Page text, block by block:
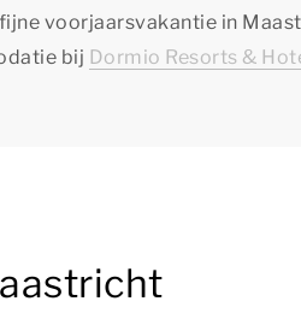
voorjaarsvakantie in
bij Dormio Resorts &